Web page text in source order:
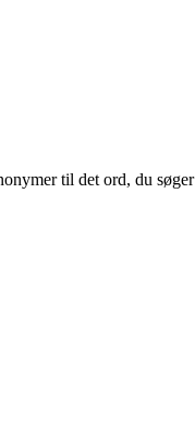
til det ord, du